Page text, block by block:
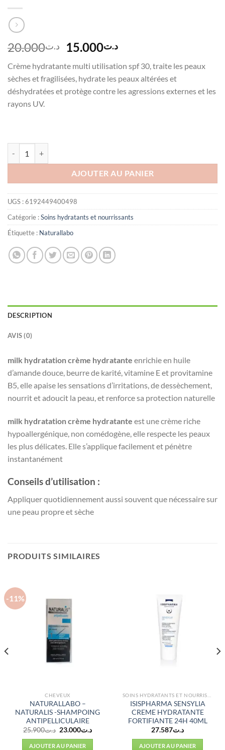
د.ت20.000
Le
initial
était :
د.ت20.000.
د.ت15.000
Le
actuel
est :
د.ت15.000.
Crème hydratante multi utilisation spf 30, traite les peaux
sèches et fragilisées, hydrate les peaux altérées et
déshydratées et protège contre les agressions externes et les
rayons UV.
AJOUTER AU PANIER
UGS :6192449400498
Catégorie :Soins hydratants et nourrissants
Étiquette : Naturallabo
DESCRIPTION
AVIS (0)
milk hydratation crème hydratante enrichie en huile
d’amande douce, beurre de karité, vitamine E et provitamine
B5, elle apaise les sensations d’irritations, de dessèchement,
nourrit et adoucit la peau, et renforce sa protection naturelle
milk hydratation crème hydratante est une crème riche
hypoallergénique, non comédogène, elle respecte les peaux
les plus délicates. Elle s’applique facilement et pénètre
instantanément
Conseils d’utilisation :
Appliquer quotidiennement aussi souvent que nécessaire sur
une peau propre et sèche
PRODUITS SIMILAIRES
-11%
CHEVEUX
NATURALLABO –
NATURALIS -SHAMPOING
ANTIPELLICULAIRE
د.ت25.900
Le
initial
د.ت23.000
Le
AJOUTER AU PANIER
ISISPHARMA SENSYLIA
CREME HYDRATANTE
FORTIFIANTE 24H 40ML
د.ت27.587
AJOUTER AU PANIER